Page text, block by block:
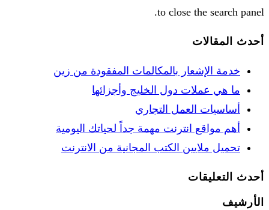
to close the search panel.
أحدث المقالات
خدمة الإشعار بالمكالمات المفقودة من زين
ما هي عملات دول الخليج وأجزائها
أساسيات العمل التجاري
أهم مواقع انترنت مهمة جداً لحياتك اليومية
تحميل ملايين الكتب المجانية من الانترنت
أحدث التعليقات
الأرشيف